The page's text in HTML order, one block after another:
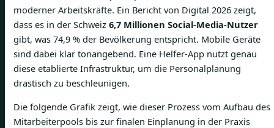
moderner Arbeitskräfte. Ein Bericht von Digital 2026 zeigt,
dass es in der Schweiz 6,7 Millionen Social-Media-Nutzer
gibt, was 74,9 % der Bevölkerung entspricht. Mobile Geräte
sind dabei klar tonangebend. Eine Helfer-App nutzt genau
diese etablierte Infrastruktur, um die Personalplanung
drastisch zu beschleunigen.
Die folgende Grafik zeigt, wie dieser Prozess vom Aufbau des
Mitarbeiterpools bis zur finalen Einplanung in der Praxis